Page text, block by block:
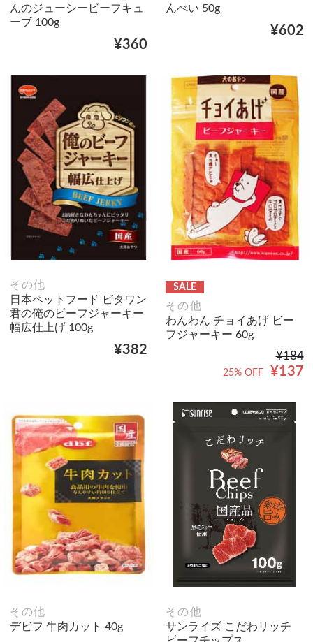
んのジューシービーフキュ
ーブ 100g
¥360
んべい 50g
¥602
その他
日本ペットフード ビタワン
君の俺のビーフジャーキー
幅広仕上げ 100g
¥382
SALE
その他
わんわん チョイあげ ビー
フジャーキー 60g
¥184
¥137
25% OFF
その他
デビフ 牛肉カット 40g
その他
サンライズ こだわリッチ